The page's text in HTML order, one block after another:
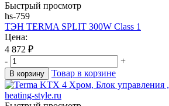
Быстрый просмотр
hs-759
ТЭН TERMA SPLIT 300W Class 1
Цена:
4 872 ₽
-
+
В корзину Товар в корзине